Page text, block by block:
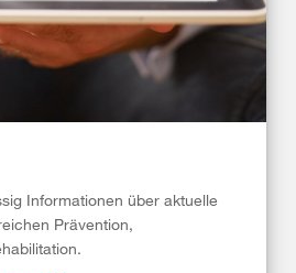
Informationen über aktuelle
Prävention,